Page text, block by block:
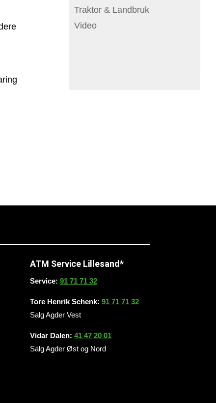
Traktor & Landbruk
Video
ATM Service Lillesand*
Service: 91 71 71 32
Tore Henrik Schenk: 91 71 71 32
Salg Agder Vest
Vidar Dalen: 41 47 20 01
Salg Agder Øst og Nord